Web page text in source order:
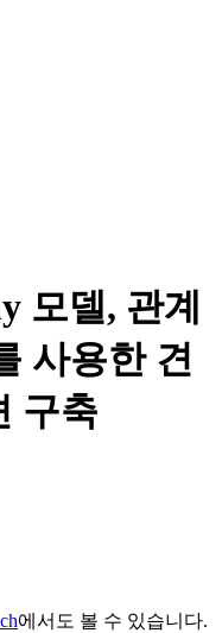
모델, 관계
사용한 견
구축
에서도 볼 수 있습니다.